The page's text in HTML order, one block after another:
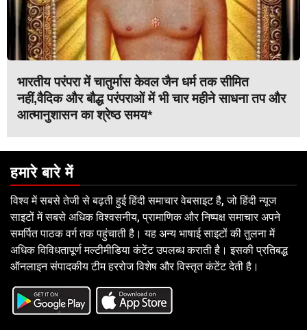
भारतीय परंपरा में चातुर्मास केवल जैन धर्म तक सीमित
नहीं,वैदिक और बौद्ध परंपराओं में भी चार महीने साधना तप और
आत्मानुशासन का श्रेष्ठ समय*
हमारे बारे में
विश्व में सबसे तेजी से बढ़ती हुई हिंदी समाचार वेबसाइट है, जो हिंदी न्यूज
साइटों में सबसे अधिक विश्वसनीय, प्रामाणिक और निष्पक्ष समाचार अपने
समर्पित पाठक वर्ग तक पहुंचाती है। यह अन्य भाषाई साइटों की तुलना में
अधिक विविधतापूर्ण मल्टीमीडिया कंटेंट उपलब्ध कराती है। इसकी प्रतिबद्ध
ऑनलाइन संपादकीय टीम हररोज विशेष और विस्तृत कंटेंट देती है।